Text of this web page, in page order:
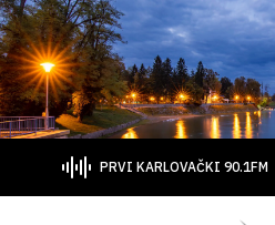
PRVI KARLOVAČKI 90.1FM